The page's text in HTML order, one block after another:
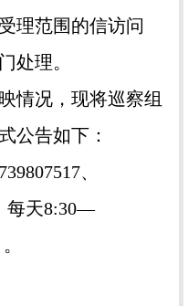
理范围的信访问
处理。
况，现将巡察组
公告如下：
、
每天8:30—